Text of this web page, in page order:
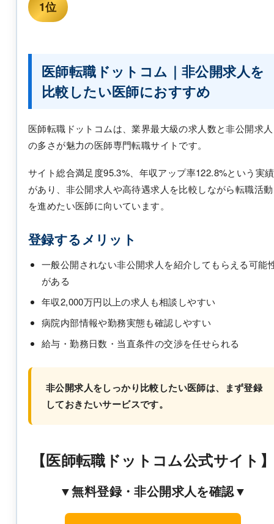
1位
医師転職ドットコム｜非公開求人を
比較したい医師におすすめ
医師転職ドットコムは、業界最大級の求人数と非公開求人
の多さが魅力の医師専門転職サイトです。
サイト総合満足度95.3%、年収アップ率122.8%という実績
があり、非公開求人や高待遇求人を比較しながら転職活動
を進めたい医師に向いています。
登録するメリット
一般公開されない非公開求人を紹介してもらえる可能
がある
年収2,000万円以上の求人も相談しやすい
病院内部情報や勤務実態も確認しやすい
給与・勤務日数・当直条件の交渉を任せられる
非公開求人をしっかり比較したい医師は、まず登録
しておきたいサービスです。
【医師転職ドットコム公式サイト
▼無料登録・非公開求人を確認▼